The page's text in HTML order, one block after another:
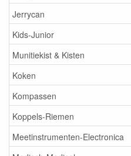
Jerrycan
Kids-Junior
Munitiekist & Kisten
Koken
Kompassen
Koppels-Riemen
Meetinstrumenten-Electronica